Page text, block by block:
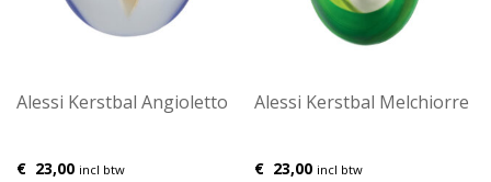
Alessi Kerstbal Angioletto
€ 23,00 incl btw
Alessi Kerstbal Melchiorre
€ 23,00 incl btw